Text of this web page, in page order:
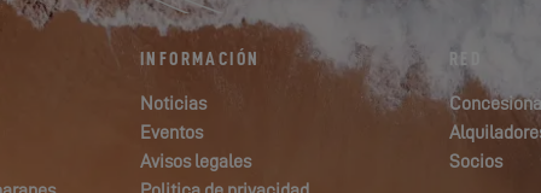
INFORMACIÓN
Noticias
Eventos
Avisos legales
RED
Socios